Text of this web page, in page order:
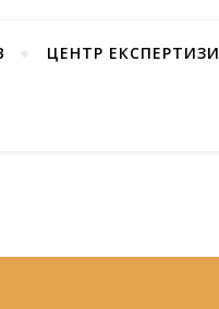
ЦЕНТР ЕКСПЕРТИЗИ